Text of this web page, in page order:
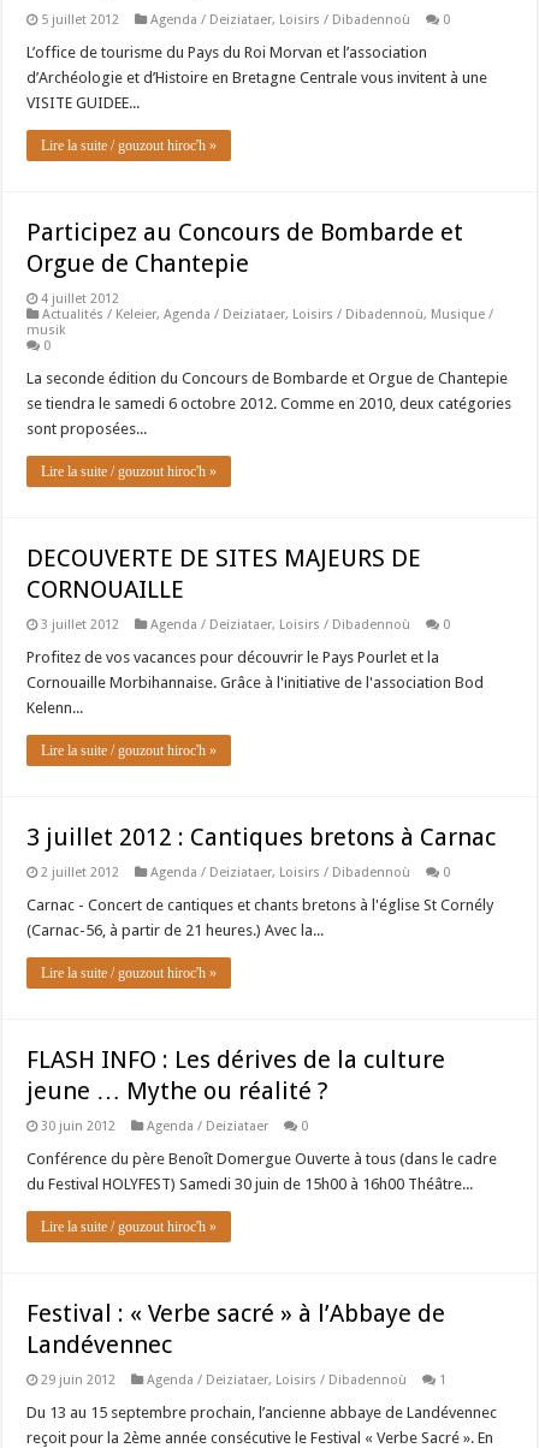
5 juillet 2012 Agenda / Deiziataer, Loisirs / Dibadennoù 0
L’office de tourisme du Pays du Roi Morvan et l’association
d’Archéologie et d’Histoire en Bretagne Centrale vous invitent à une
VISITE GUIDEE...
Lire la suite / gouzout hiroc'h »
Participez au Concours de Bombarde et
Orgue de Chantepie
4 juillet 2012
Actualités / Keleier,Agenda / Deiziataer, Loisirs / Dibadennoù, Musique /
musik
0
La seconde édition du Concours de Bombarde et Orgue de Chantepie
se tiendra le samedi 6 octobre 2012. Comme en 2010, deux catégories
sont proposées...
Lire la suite / gouzout hiroc'h »
DECOUVERTE DE SITES MAJEURS DE
CORNOUAILLE
3 juillet 2012 Agenda / Deiziataer, Loisirs / Dibadennoù 0
Profitez de vos vacances pour découvrir le Pays Pourlet et la
Cornouaille Morbihannaise. Grâce à l'initiative de l'association Bod
Kelenn...
Lire la suite / gouzout hiroc'h »
3 juillet 2012 : Cantiques bretons à Carnac
2 juillet 2012 Agenda / Deiziataer, Loisirs / Dibadennoù 0
Carnac - Concert de cantiques et chants bretons à l'église St Cornély
(Carnac-56, à partir de 21 heures.) Avec la...
Lire la suite / gouzout hiroc'h »
FLASH INFO : Les dérives de la culture
jeune … Mythe ou réalité ?
30 juin 2012 Agenda / Deiziataer 0
Conférence du père Benoît Domergue Ouverte à tous (dans le cadre
du Festival HOLYFEST) Samedi 30 juin de 15h00 à 16h00 Théâtre...
Lire la suite / gouzout hiroc'h »
Festival : « Verbe sacré » à l’Abbaye de
Landévennec
29 juin 2012 Agenda / Deiziataer, Loisirs / Dibadennoù 1
Du 13 au 15 septembre prochain, l’ancienne abbaye de Landévennec
reçoit pour la 2ème année consécutive le Festival « Verbe Sacré ». En